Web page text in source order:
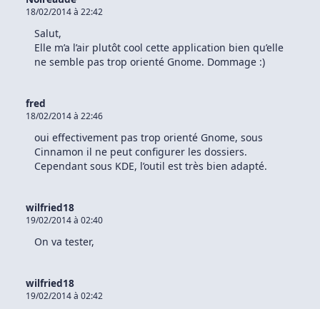
Mkinitcpio
18/02/2014 à 22:42
Salut,
Elle m’a l’air plutôt cool cette application bien qu’elle
ne semble pas trop orienté Gnome. Dommage :)
fred
18/02/2014 à 22:46
oui effectivement pas trop orienté Gnome, sous
Cinnamon il ne peut configurer les dossiers.
Cependant sous KDE, l’outil est très bien adapté.
wilfried18
19/02/2014 à 02:40
On va tester,
wilfried18
19/02/2014 à 02:42